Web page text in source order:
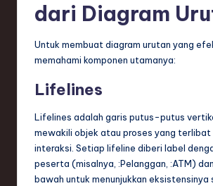
dari Diagram
Untuk membuat diagram urutan yang
memahami komponen utamanya:
Lifelines
Lifelines adalah garis putus-putus
mewakili objek atau proses yang terlibat
interaksi. Setiap lifeline diberi label
peserta (misalnya, :Pelanggan :ATM)
bawah untuk menunjukkan eksistensinya